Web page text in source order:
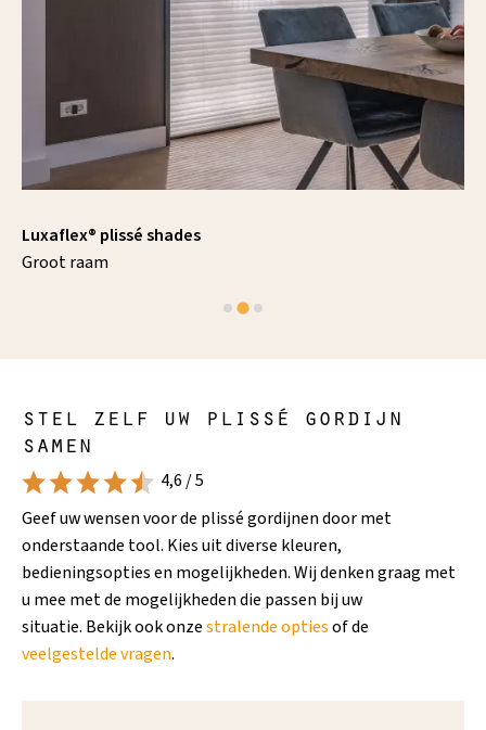
Luxaflex® plissé shades
Groot raam
stel zelf uw plissé gordijn
samen
4,6 / 5
Geef uw wensen voor de plissé gordijnen door met
onderstaande tool. Kies uit diverse kleuren,
bedieningsopties en mogelijkheden. Wij denken graag met
u mee met de mogelijkheden die passen bij uw
situatie. Bekijk ook onzestralende optiesof de
veelgestelde vragen.